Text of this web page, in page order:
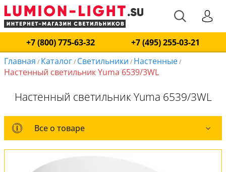
+7 (800) 775-63-32
+7 (495) 255-03-21
Главная / Каталог/ Светильники / Настенные/
Настенный светильник Yuma 6539/3WL
Настенный светильник Yuma 6539/3WL
Все о товаре
Все о товаре